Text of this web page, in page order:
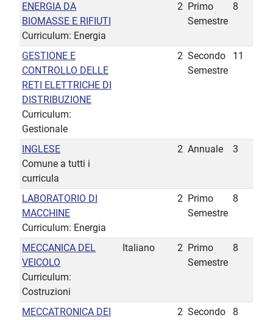
ENERGIA DA
BIOMASSE E RIFIUTI
Curriculum: Energia
2 Primo
Semestre
8
GESTIONE E
CONTROLLO DELLE
RETI ELETTRICHE DI
DISTRIBUZIONE
Curriculum:
Gestionale
2 Secondo
Semestre
11
INGLESE
Comune a tutti i
curricula
2 Annuale 3
LABORATORIO DI
MACCHINE
Curriculum: Energia
2 Primo
Semestre
8
MECCANICA DEL
VEICOLO
Curriculum:
Costruzioni
Italiano 2 Primo
Semestre
8
MECCATRONICA DEI
2 Secondo
8